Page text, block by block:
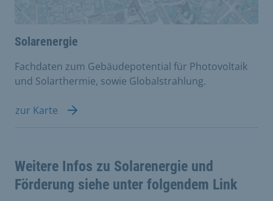
Solarenergie
Fachdaten zum Gebäudepotential für Photovoltaik
und Solarthermie, sowie Globalstrahlung.
zur Karte
Weitere Infos zu Solarenergie und
Förderung siehe unter folgendem Link